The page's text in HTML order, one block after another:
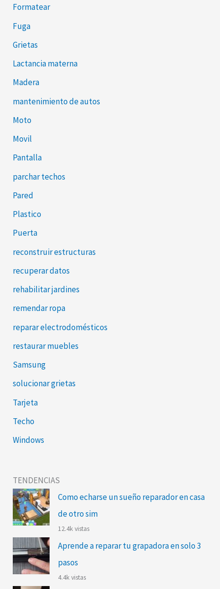
Formatear
Fuga
Grietas
Lactancia materna
Madera
mantenimiento de autos
Moto
Movil
Pantalla
parchar techos
Pared
Plastico
Puerta
reconstruir estructuras
recuperar datos
rehabilitar jardines
remendar ropa
reparar electrodomésticos
restaurar muebles
Samsung
solucionar grietas
Tarjeta
Techo
Windows
TENDENCIAS
Como echarse un sueño reparador en casa
de otro sim
12.4k vistas
Aprende a reparar tu grapadora en solo 3
pasos
4.4k vistas